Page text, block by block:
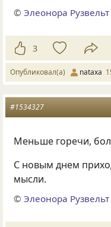
©Элеонора Рузвельт
3
Опубликовал(а) nataxa
#1534327
Меньше горечи,
С новым днем
мысли.
©Элеонора Рузвельт